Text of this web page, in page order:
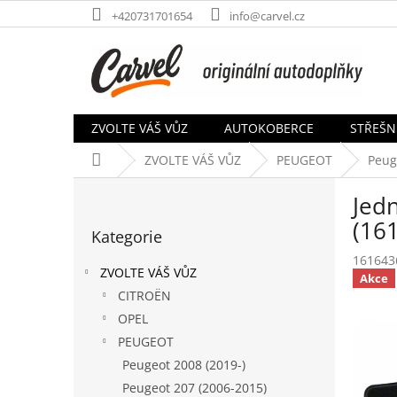
na
+420731701654 info@carvel.cz
ZVOLTE VÁŠ VŮZ AUTOKOBERCE
Domů ZVOLTE VÁŠ VŮZ PEUGEOT
kategorie
Kategorie
ZVOLTE VÁŠ VŮZ
CITROËN
OPEL
PEUGEOT
Peugeot 2008 (2019-)
Peugeot 207 (2006-2015)
Akce